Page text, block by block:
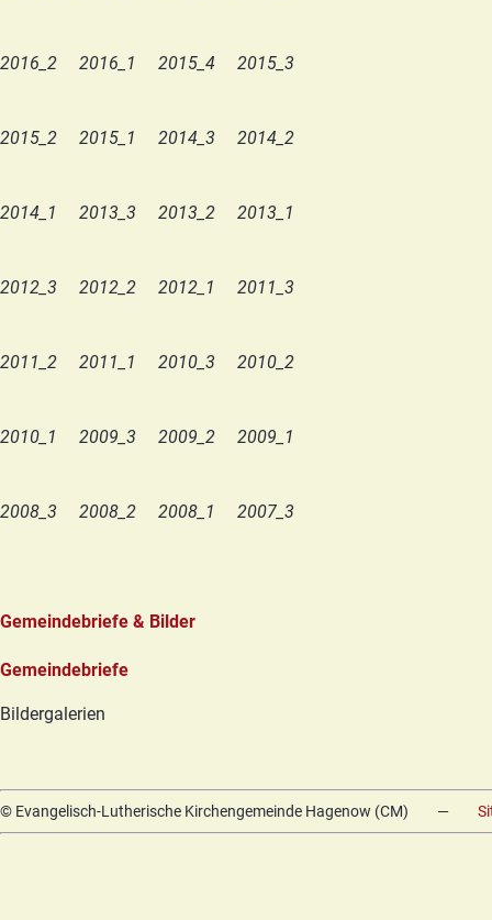
2016_2 2016_1 2015_4 2015_3
2015_2 2015_1 2014_3 2014_2
2014_1 2013_3 2013_2 2013_1
2012_3 2012_2 2012_1 2011_3
2011_2 2011_1 2010_3 2010_2
2010_1 2009_3 2009_2 2009_1
2008_3 2008_2 2008_1 2007_3
Gemeindebriefe & Bilder
Navigation
Gemeindebriefe
Bildergalerien
© Evangelisch-Lutherische Kirchengemeinde Hagenow (CM) —